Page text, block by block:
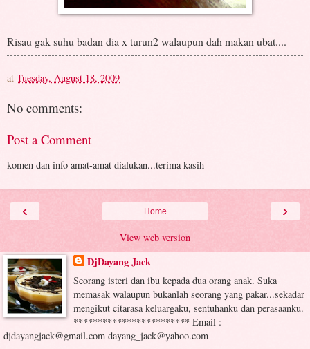
Risau gak suhu badan dia x turun2 walaupun dah makan ubat....
at Tuesday, August 18, 2009
No comments:
Post a Comment
komen dan info amat-amat dialukan...terima kasih
‹ ›
Home
View web version
DjDayang Jack
Seorang isteri dan ibu kepada dua orang anak. Suka
memasak walaupun bukanlah seorang yang pakar...sekadar
mengikut citarasa keluargaku, sentuhanku dan perasaanku.
************************ Email :
djdayangjack@gmail.com dayang_jack@yahoo.com